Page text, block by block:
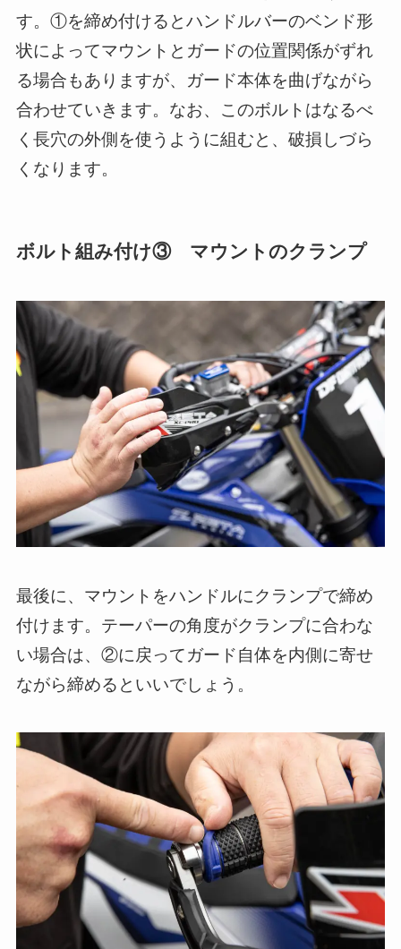
す。①を締め付けるとハンドルバーのベンド形
状によってマウントとガードの位置関係がずれ
る場合もありますが、ガード本体を曲げながら
合わせていきます。なお、このボルトはなるべ
く長穴の外側を使うように組むと、破損しづら
くなります。
ボルト組み付け③ マウントのクランプ
最後に、マウントをハンドルにクランプで締め
付けます。テーパーの角度がクランプに合わな
い場合は、②に戻ってガード自体を内側に寄せ
ながら締めるといいでしょう。